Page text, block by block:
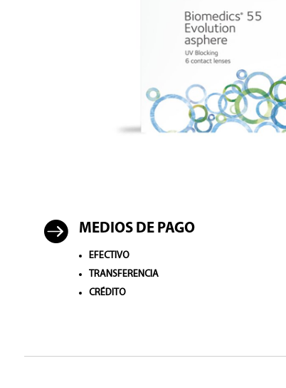
 MEDIOS DE PAGO
EFECTIVO
TRANSFERENCIA
CRÉDITO